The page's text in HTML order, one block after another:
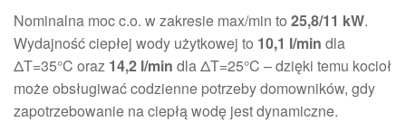
Nominalna moc c.o. w zakresie max/min to 25,8/11 kW.
Wydajność ciepłej wody użytkowej to 10,1 l/min dla
ΔT=35°C oraz 14,2 l/min dla ΔT=25°C – dzięki temu kocioł
może obsługiwać codzienne potrzeby domowników, gdy
zapotrzebowanie na ciepłą wodę jest dynamiczne.